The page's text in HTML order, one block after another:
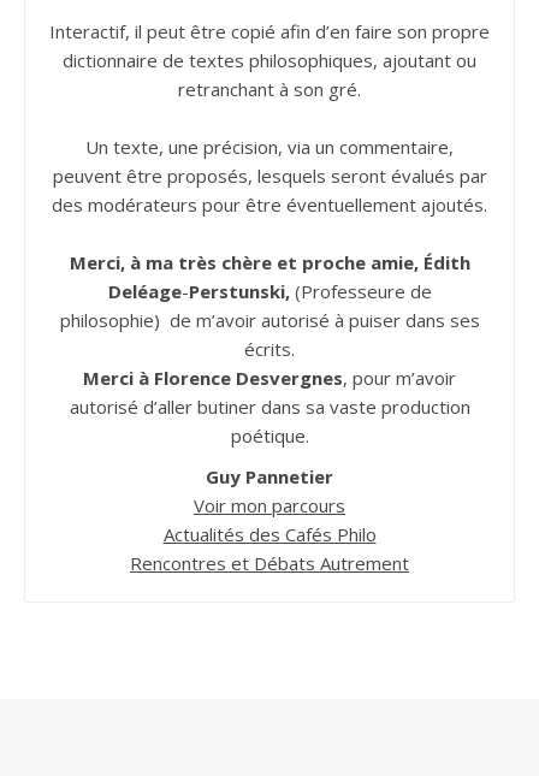
Interactif, il peut être copié afin d’en faire son propre
dictionnaire de textes philosophiques, ajoutant ou
retranchant à son gré.
Un texte, une précision, via un commentaire,
peuvent être proposés, lesquels seront évalués par
des modérateurs pour être éventuellement ajoutés.
Merci, à ma très chère et proche amie, Édith
Deléage-Perstunski,(Professeure de
philosophie) de m’avoir autorisé à puiser dans ses
écrits.
Merci à Florence Desvergnes, pour m’avoir
autorisé d’aller butiner dans sa vaste production
poétique.
Guy Pannetier
Voir mon parcours
Actualités des Cafés Philo
Rencontres et Débats Autrement